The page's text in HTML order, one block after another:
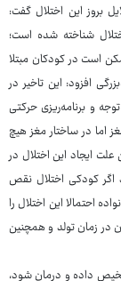
این اختلال گفت:
شناخته شده است؛
است در کودکان مبتلا
افزود: این تاخیر در
و برنامه‌ریزی حرکتی
اما در ساختار مغز هیچ
ایجاد این اختلال در
کودکی اختلال نقص
درصد از اعضای خانواده احتمالا این اختلال را
در زمان تولد و همچنین
داده و درمان شود،